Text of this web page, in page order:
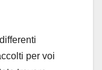
per voi